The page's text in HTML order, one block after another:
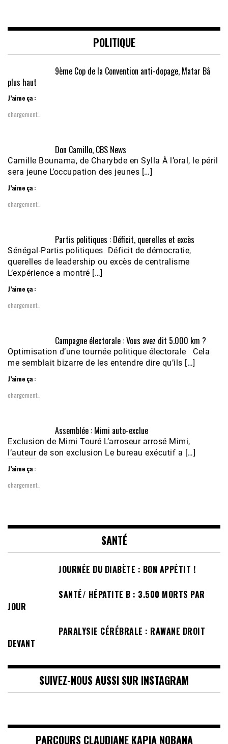
POLITIQUE
9ème Cop de la Convention anti-dopage, Matar Bâ
plus haut
J’aime ça :
chargement…
Don Camillo, CBS News
Camille Bounama, de Charybde en Sylla À l’oral, le péril
sera jeune L’occupation des jeunes […]
J’aime ça :
chargement…
Partis politiques : Déficit, querelles et excès
Sénégal-Partis politiques Déficit de démocratie,
querelles de leadership ou excès de centralisme
L’expérience a montré […]
J’aime ça :
chargement…
Campagne électorale : Vous avez dit 5.000 km ?
Optimisation d’une tournée politique électorale Cela
me semblait bizarre de les entendre dire qu’ils […]
J’aime ça :
chargement…
Assemblée : Mimi auto-exclue
Exclusion de Mimi Touré L’arroseur arrosé Mimi,
l’auteur de son exclusion Le bureau exécutif a […]
J’aime ça :
chargement…
SANTÉ
JOURNÉE DU DIABÈTE : BON APPÉTIT !
SANTÉ/ HÉPATITE B : 3.500 MORTS PAR
JOUR
PARALYSIE CÉRÉBRALE : RAWANE DROIT
DEVANT
SUIVEZ-NOUS AUSSI SUR INSTAGRAM
PARCOURS CLAUDIANE KAPIA NOBANA